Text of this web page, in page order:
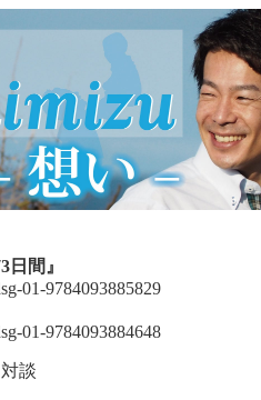
日間』
01-9784093885829
01-9784093884648
談